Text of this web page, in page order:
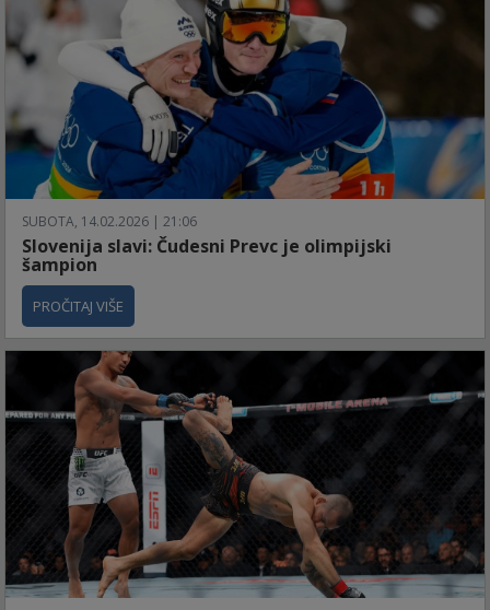
SUBOTA, 14.02.2026 | 21:06
Slovenija slavi: Čudesni Prevc je olimpijski
šampion
PROČITAJ VIŠE